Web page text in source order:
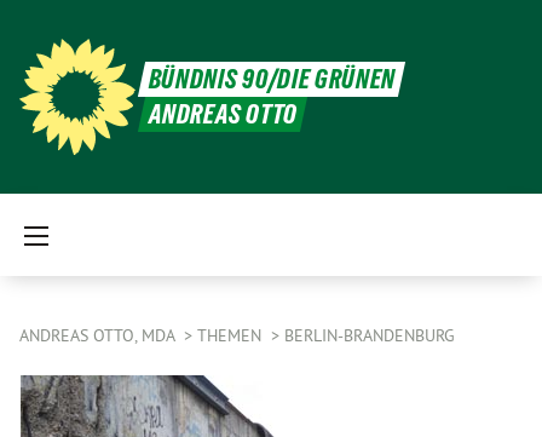
BÜNDNIS 90/DIE GRÜNEN
ANDREAS OTTO
ANDREAS OTTO, MDA THEMEN BERLIN-BRANDENBURG